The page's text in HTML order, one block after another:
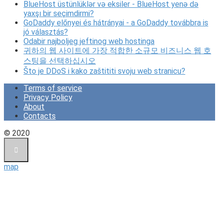
BlueHost üstünlüklər və eksiler - BlueHost yenə də
yaxşı bir seçimdirmi?
GoDaddy előnyei és hátrányai - a GoDaddy továbbra is
jó választás?
Odabir najboljeg jeftinog web hostinga
귀하의 웹 사이트에 가장 적합한 소규모 비즈니스 웹 호
스팅을 선택하십시오
Što je DDoS i kako zaštititi svoju web stranicu?
Terms of service
Privacy Policy
About
Contacts
© 2020
map